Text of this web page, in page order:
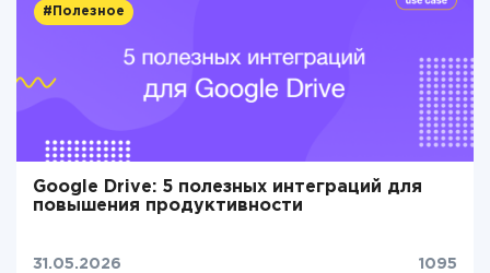
#Полезное
Google Drive: 5 полезных интеграций для
повышения продуктивности
31.05.2026 1095